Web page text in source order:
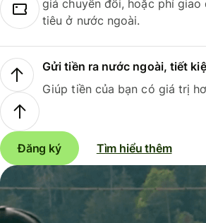
giá chuyển đổi, hoặc phí
tiêu ở nước ngoài.
Gửi tiền ra nước ngoài, tiết
Giúp tiền của bạn có giá trị
Đăng ký Tìm hiểu thêm